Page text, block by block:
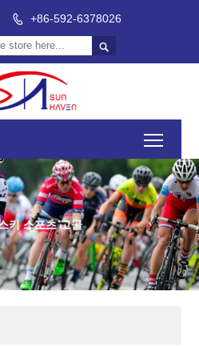
 +86-592-6378026

키 스포츠 고글